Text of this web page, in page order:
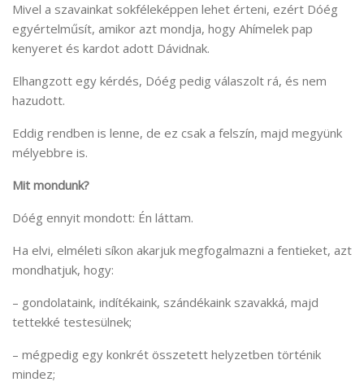
Mivel a szavainkat sokféleképpen lehet érteni, ezért Dóég
egyértelműsít, amikor azt mondja, hogy Ahímelek pap
kenyeret és kardot adott Dávidnak.
Elhangzott egy kérdés, Dóég pedig válaszolt rá, és nem
hazudott.
Eddig rendben is lenne, de ez csak a felszín, majd megyünk
mélyebbre is.
Mit mondunk?
Dóég ennyit mondott: Én láttam.
Ha elvi, elméleti síkon akarjuk megfogalmazni a fentieket, azt
mondhatjuk, hogy:
– gondolataink, indítékaink, szándékaink szavakká, majd
tettekké testesülnek;
– mégpedig egy konkrét összetett helyzetben történik
mindez;